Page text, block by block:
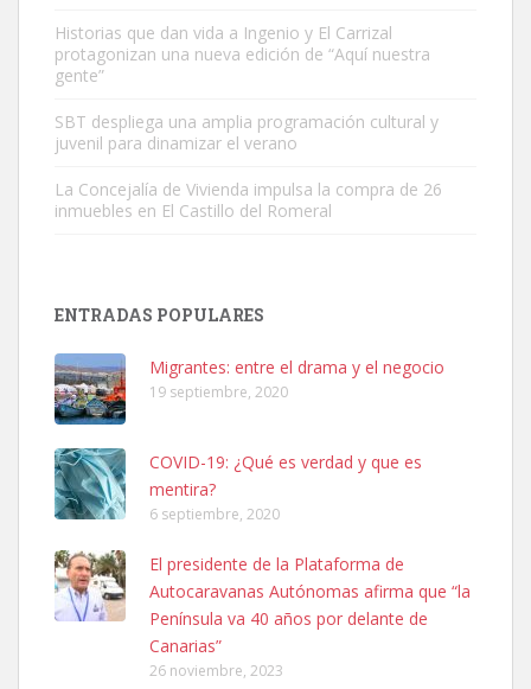
Este gato macho ha aparecido en la calle hace menos de un mes,
es muy manso y extremadamente cari...
Leales.org » Gran Canaria
Leales.org » Gran Canaria
SHIBA PERDIDO AVDA JOSE MESA Y LOPEZ
PERRO MACHO RAZA SHIBA CON MICROCHIP PERDIDO HOY
06/07/2025 ZONA MESA Y LOPEZ. ES MUY ASUSTADIZO
Leales.org » Gran Canaria
6.7.2025
Historias que dan vida a Ingenio y El Carrizal
protagonizan una nueva edición de “Aquí nuestra
gente”
SBT despliega una amplia programación cultural y
juvenil para dinamizar el verano
La Concejalía de Vivienda impulsa la compra de 26
inmuebles en El Castillo del Romeral
ENTRADAS POPULARES
Migrantes: entre el drama y el negocio
19 septiembre, 2020
COVID-19: ¿Qué es verdad y que es
mentira?
6 septiembre, 2020
El presidente de la Plataforma de
Autocaravanas Autónomas afirma que “la
Península va 40 años por delante de
Canarias”
26 noviembre, 2023